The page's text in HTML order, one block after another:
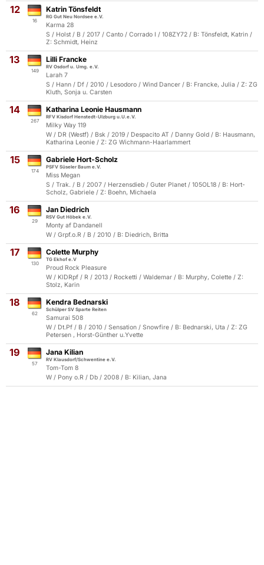
12
16
Katrin Tönsfeldt
RG Gut Neu Nordsee e.V.
Karma 28
S / Holst / B / 2017 / Canto / Corrado I / 108ZY72 / B: Tönsfeldt, Katrin /
Z: Schmidt, Heinz
13
149
Lilli Francke
RV Osdorf u. Umg. e.V.
Larah 7
S / Hann / Df / 2010 / Lesodoro / Wind Dancer / B: Francke, Julia / Z: ZG
Kluth, Sonja u. Carsten
14
267
Katharina Leonie Hausmann
RFV Kisdorf Henstedt-Ulzburg u.U.e.V.
Milky Way 119
W / DR (Westf) / Bsk / 2019 / Despacito AT / Danny Gold / B: Hausmann,
Katharina Leonie / Z: ZG Wichmann-Haarlammert
15
174
Gabriele Hort-Scholz
PSFV Süseler Baum e.V.
Miss Megan
S / Trak. / B / 2007 / Herzensdieb / Guter Planet / 105OL18 / B: Hort-
Scholz, Gabriele / Z: Boehn, Michaela
16
29
Jan Diedrich
RSV Gut Höbek e.V.
Monty af Dandanell
W / Grpf.o.R / B / 2010 / B: Diedrich, Britta
17
130
Colette Murphy
TG Ekhof e.V
Proud Rock Pleasure
W / KlDRpf / R / 2013 / Rocketti / Waldemar / B: Murphy, Colette / Z:
Stolz, Karin
18
62
Kendra Bednarski
Schülper SV Sparte Reiten
Samurai 508
W / Dt.Pf / B / 2010 / Sensation / Snowfire / B: Bednarski, Uta / Z: ZG
Petersen , Horst-Günther u.Yvette
19
57
Jana Kilian
RV Klausdorf/Schwentine e.V.
Tom-Tom 8
W / Pony o.R / Db / 2008 / B: Kilian, Jana